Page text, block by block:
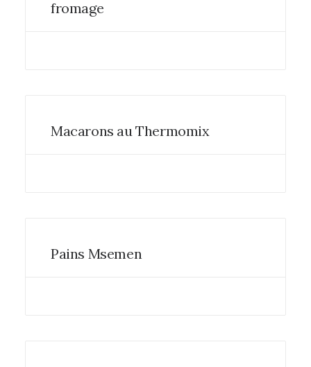
fromage
Macarons au Thermomix
Pains Msemen